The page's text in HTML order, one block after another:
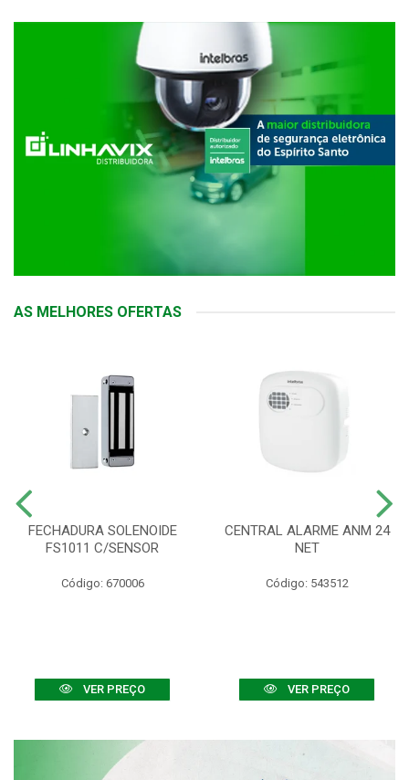
AS MELHORES OFERTAS
FECHADURA SOLENOIDE
FS1011 C/SENSOR
Código: 670006
VER PREÇO
CENTRAL ALARME ANM 24
NET
Código: 543512
VER PREÇO